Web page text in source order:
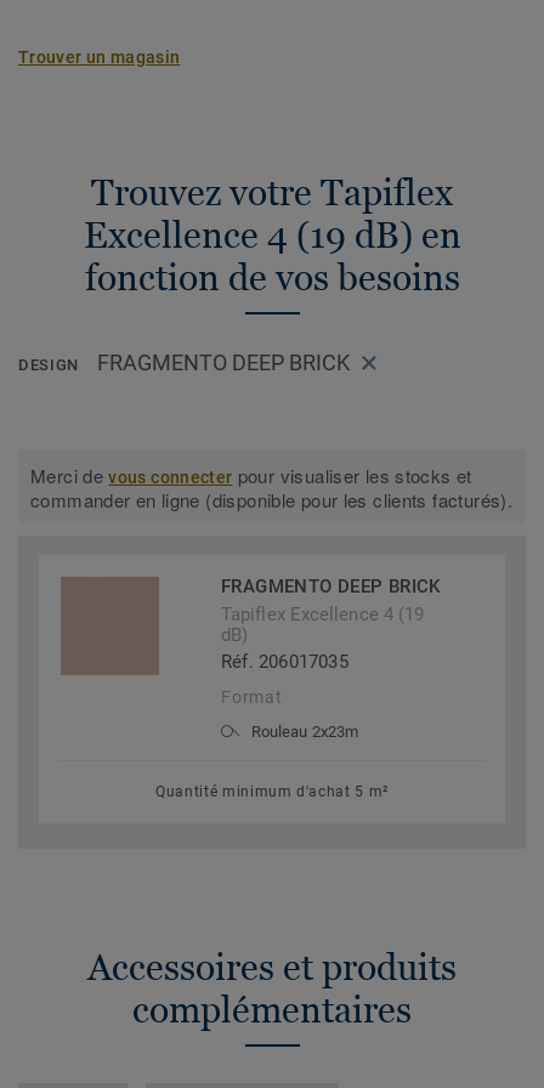
Trouver un magasin
Trouvez votre Tapiflex
Excellence 4 (19 dB) en
fonction de vos besoins
DESIGN FRAGMENTO DEEP BRICK
Merci devous connecter pour visualiser les stocks et
commander en ligne (disponible pour les clients facturés).
FRAGMENTO DEEP BRICK
Tapiflex Excellence 4 (19
dB)
Réf. 206017035
Format
Rouleau 2x23m
Quantité minimum d'achat 5 m²
Accessoires et produits
complémentaires